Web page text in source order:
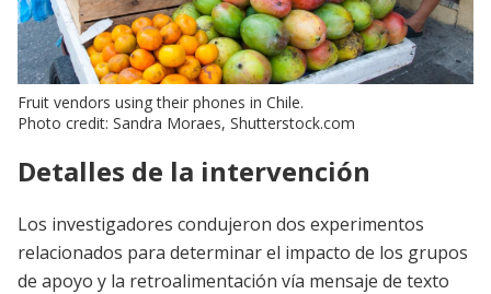
Fruit vendors using their phones in Chile.
Photo credit: Sandra Moraes, Shutterstock.com
Detalles de la intervención
Los investigadores condujeron dos experimentos
relacionados para determinar el impacto de los grupos
de apoyo y la retroalimentación vía mensaje de texto